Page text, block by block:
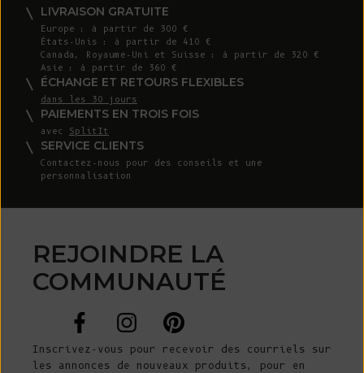
LIVRAISON GRATUITE
Europe : à partir de 300 €
États-Unis : à partir de 410 €
Canada, Royaume-Uni et Suisse : à partir de 320 €
Asie : à partir de 360 €
ÉCHANGE ET RETOURS FLEXIBLES
dans les 30 jours
PAIEMENTS EN TROIS FOIS
avec SplitIt
SERVICE CLIENTS
Contactez-nous pour des conseils et une
personnalisation
REJOINDRE LA
COMMUNAUTÉ
Inscrivez-vous pour recevoir des courriels sur
les annonces de nouveaux produits, pour en